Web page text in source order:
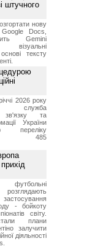
штучного
нову
Docs,
Gemini
візуальні
тексту
2026 року
служба
зв'язку та
України
485
футбольні
- бойкоту
світу.
плани
залучити
діяльності